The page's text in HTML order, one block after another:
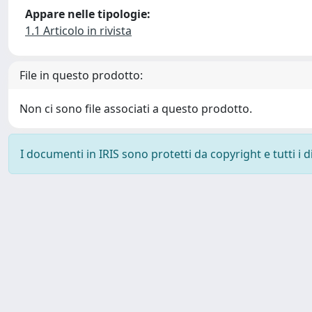
Appare nelle tipologie:
1.1 Articolo in rivista
File in questo prodotto:
Non ci sono file associati a questo prodotto.
I documenti in IRIS sono protetti da copyright e tutti i